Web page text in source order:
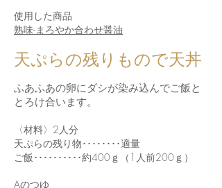
使用した商品
熟味-まろやか合わせ醤油
​天ぷらの残りもので天丼
ふあふあの卵にダシが染み込んでご飯と
とろけ合います。
〈材料〉2人分
天ぷらの残り物････････適量
ご飯･･････････約400ｇ（1人前200ｇ）
Aのつゆ